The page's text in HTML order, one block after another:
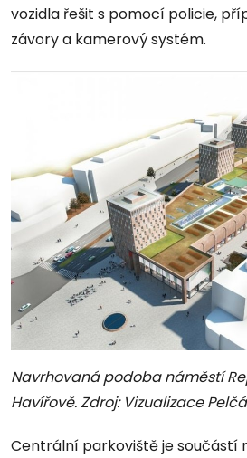
vozidla řešit s pomocí policie,
závory a kamerový systém.
Navrhovaná podoba náměstí
Havířově. Zdroj: Vizualizace
Centrální parkoviště je součástí